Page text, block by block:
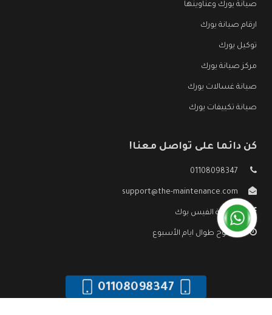
صيانة يورك وعناوينها
ارقام صيانة يورك
توكيل يورك
مركز صيانة يورك
صيانة غسالات يورك
صيانة تكييفات يورك
كن دائما على تواصل معنا!
01108098347
support@the-maintenance.com
صفحة الفيس بوك
مفتوح طوال ايام الأسبوع
01108098347